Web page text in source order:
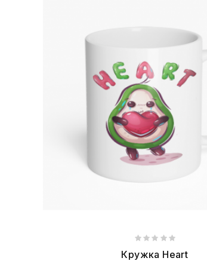
Кружка Heart